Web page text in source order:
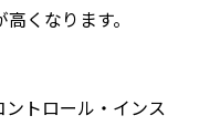
くなります。
トロール・インス